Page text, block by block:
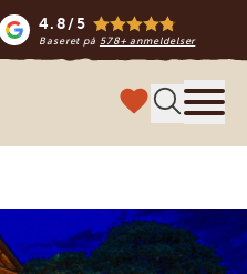
4.8/5
Baseret på 578+ anmeldelser